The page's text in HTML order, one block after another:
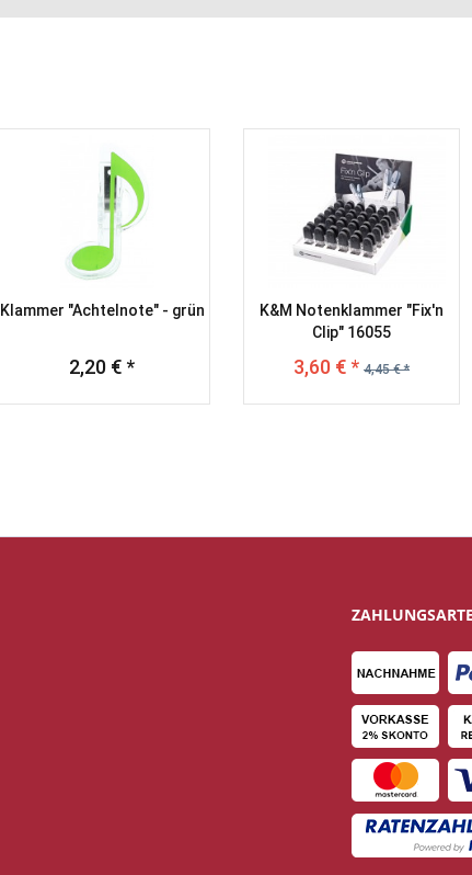
Klammer "Achtelnote" - grün
2,20 € *
K&M Notenklammer "Fix'n
Clip" 16055
3,60 € * 4,45 € *